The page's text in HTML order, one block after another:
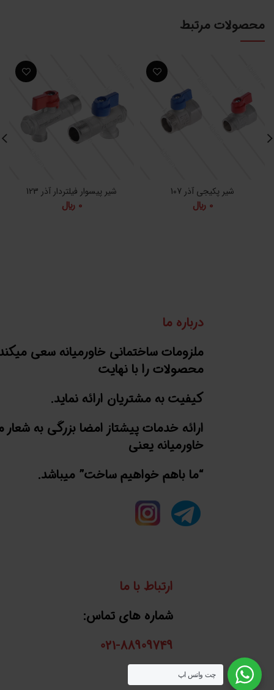
محصولات مرتبط
شیر پکیجی آذر 107
0 ﷼
شیر پیسوار فیلتردار آذر 123
0 ﷼
درباره ما
ملزومات ساختمانی خاورمیانه سعی
محصولات را با نهایت
کیفیت به مشتریان ارائه نماید.
ارائه خدمات پیشتاز امضا بزرگی به شعار
خاورمیانه یعنی
“ما باهم خواهیم ساخت” میباشد.
ارتباط با ما
شماره های تماس:
021-88909749
چت واتس اپ